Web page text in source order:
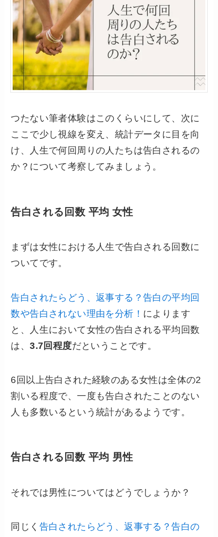
つたない筆者体験はこのくらいにして、次に
ここで少し視線を変え、統計データに目を向
け、人生で何回周りの人たちは告白されるの
か？について考察してみましょう。
告白される回数 平均 女性
まずは女性における人生で告白される回数に
ついてです。
告白されたらどう、返事する？告白の平均回
数や告白されない理由を分析！ によります
と、人生において女性の告白される平均回数
は、3.7回程度だということです。
6回以上告白された経験のある女性は全体の2
割いる程度で、一度も告白されたことのない
人も多数いるという統計があるようです。
告白される回数 平均 男性
それでは男性についてはどうでしょうか？
同じく 告白されたらどう、返事する？告白の